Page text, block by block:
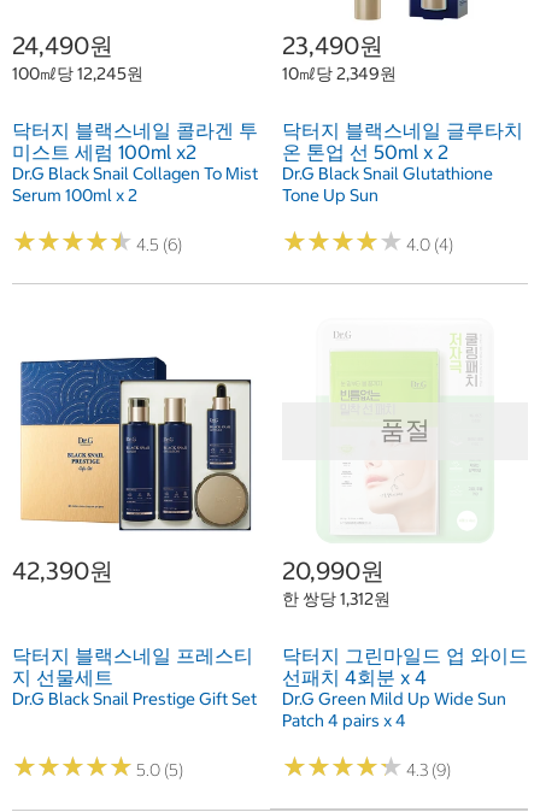
24,490원
100㎖당 12,245원
닥터지 블랙스네일 콜라겐 투
미스트 세럼 100ml x2
Dr.G Black Snail Collagen To Mist
Serum 100ml x 2
★★★★★
★★★★★ 4.5 (6)
23,490원
10㎖당 2,349원
닥터지 블랙스네일 글루타치
온 톤업 선 50ml x 2
Dr.G Black Snail Glutathione
Tone Up Sun
★★★★★
★★★★★ 4.0 (4)
42,390원
닥터지 블랙스네일 프레스티
지 선물세트
Dr.G Black Snail Prestige Gift Set
★★★★★
★★★★★ 5.0 (5)
품절
20,990원
한 쌍당 1,312원
닥터지 그린마일드 업 와이드
선패치 4회분 x 4
Dr.G Green Mild Up Wide Sun
Patch 4 pairs x 4
★★★★★
★★★★★ 4.3 (9)